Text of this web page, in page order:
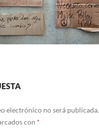
electrónico no será publicada.
con *